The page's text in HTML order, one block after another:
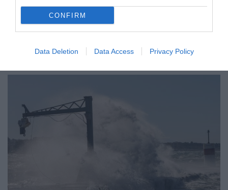
CONFIRM
Data Deletion Data Access Privacy Policy
Γεμάτα πλοία και ΚΤΕΛ ενόψει
Δεκαπενταύγουστου – Κορυφώνεται